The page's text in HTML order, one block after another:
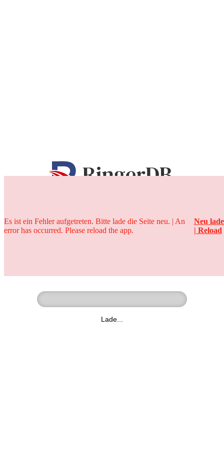
25 Jahre
Lade...
Es ist ein Fehler aufgetreten. Bitte lade die Seite neu. | An
error has occurred. Please reload the app.
Neu
| Reload